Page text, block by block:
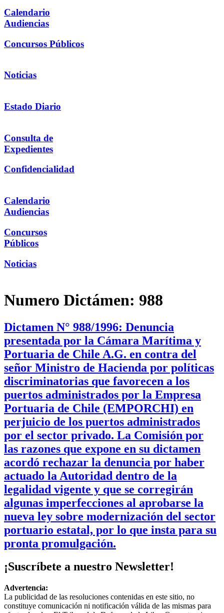
Calendario
Audiencias
Concursos Públicos
Noticias
Estado Diario
Consulta de
Expedientes
Confidencialidad
Calendario
Audiencias
Concursos
Públicos
Noticias
Numero Dictámen: 988
Dictamen N° 988/1996: Denuncia
presentada por la Cámara Marítima y
Portuaria de Chile A.G. en contra del
señor Ministro de Hacienda por políticas
discriminatorias que favorecen a los
puertos administrados por la Empresa
Portuaria de Chile (EMPORCHI) en
perjuicio de los puertos administrados
por el sector privado. La Comisión por
las razones que expone en su dictamen
acordó rechazar la denuncia por haber
actuado la Autoridad dentro de la
legalidad vigente y que se corregirán
algunas imperfecciones al aprobarse la
nueva ley sobre modernización del sector
portuario estatal, por lo que insta para su
pronta promulgación.
¡Suscríbete a nuestro Newsletter!
Advertencia:
La publicidad de las resoluciones contenidas en este sitio, no
constituye comunicación ni notificación válida de las mismas para